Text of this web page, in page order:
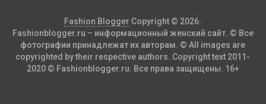
Fashion Blogger Copyright © 2026.
Fashionblogger.ru – информационный женский сайт. © Все
фотографии принадлежат их авторам. © All images are
copyrighted by their respective authors. Copyright text 2011-
2020 © Fashionblogger.ru. Все права защищены. 16+